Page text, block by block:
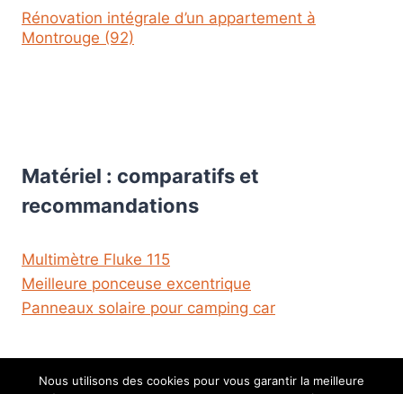
Rénovation intégrale d’un appartement à
Montrouge (92)
Matériel : comparatifs et
recommandations
Multimètre Fluke 115
Meilleure ponceuse excentrique
Panneaux solaire pour camping car
Nous utilisons des cookies pour vous garantir la meilleure